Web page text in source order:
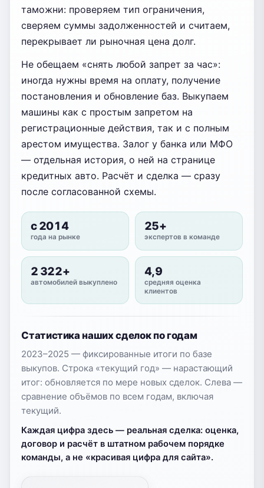
таможни: проверяем тип ограничения,
сверяем суммы задолженностей и считаем,
перекрывает ли рыночная цена долг.
Не обещаем «снять любой запрет за час»:
иногда нужны время на оплату, получение
постановления и обновление баз. Выкупаем
машины как с простым запретом на
регистрационные действия, так и с полным
арестом имущества. Залог у банка или МФО
— отдельная история, о ней на странице
кредитных авто. Расчёт и сделка — сразу
после согласованной схемы.
с 2014
года на рынке
25+
экспертов в команде
2 322+
автомобилей выкуплено
4,9
средняя оценка
клиентов
Статистика наших сделок по годам
2023–2025 — фиксированные итоги по базе
выкупов. Строка «текущий год» — нарастающий
итог: обновляется по мере новых сделок. Слева —
сравнение объёмов по всем годам, включая
текущий.
Каждая цифра здесь — реальная сделка: оценка,
договор и расчёт в штатном рабочем порядке
команды, а не «красивая цифра для сайта».